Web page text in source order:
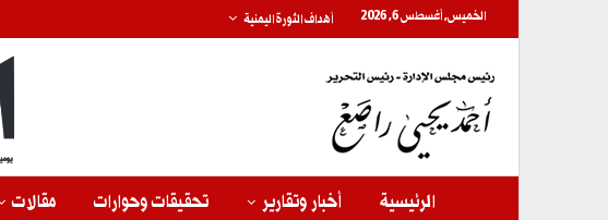
الخميس, أغسطس 6, 2026 أهداف الثورة اليمنية
الرئيسية أخبار وتقارير تحقيقات وحوارات مقالات